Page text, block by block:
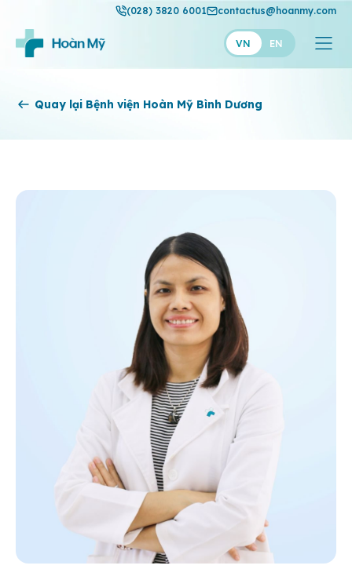
(028) 3820 6001 contactus@hoanmy.com
VN EN
Hoàn Mỹ
Thuận Mỹ
Quay lại Bệnh viện Hoàn Mỹ Bình Dương